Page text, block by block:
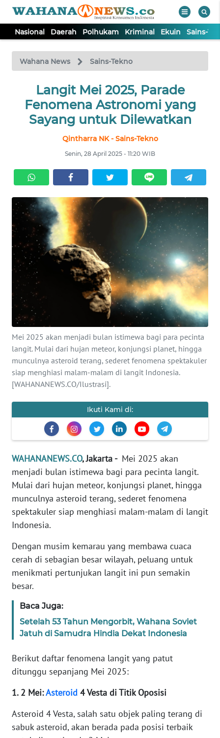
Nasional Daerah Polhukam Kriminal Ekuin Sains-
Wahana News Sains-Tekno
Langit Mei 2025, Parade
Fenomena Astronomi yang
Sayang untuk Dilewatkan
Qintharra NK - Sains-Tekno
Senin, 28 April 2025 - 11:20 WIB
Mei 2025 akan menjadi bulan istimewa bagi para pecinta
langit. Mulai dari hujan meteor, konjungsi planet, hingga
munculnya asteroid terang, sederet fenomena spektakuler
siap menghiasi malam-malam di langit Indonesia.
[WAHANANEWS.CO/Ilustrasi].
Ikuti Kami di:
WAHANANEWS.CO, Jakarta - Mei 2025 akan
menjadi bulan istimewa bagi para pecinta langit.
Mulai dari hujan meteor, konjungsi planet, hingga
munculnya asteroid terang, sederet fenomena
spektakuler siap menghiasi malam-malam di langit
Indonesia.
Dengan musim kemarau yang membawa cuaca
cerah di sebagian besar wilayah, peluang untuk
menikmati pertunjukan langit ini pun semakin
besar.
Baca Juga:
Setelah 53 Tahun Mengorbit, Wahana Soviet
Jatuh di Samudra Hindia Dekat Indonesia
Berikut daftar fenomena langit yang patut
ditunggu sepanjang Mei 2025:
1. 2 Mei:Asteroid 4 Vesta di Titik Oposisi
Asteroid 4 Vesta, salah satu objek paling terang di
sabuk asteroid, akan berada pada posisi terbaik
TV
Tutup
NASIONAL
DAERAH
KRIMINAL
EKUIN
SAINS-TEKNO
KESEHATAN
INTERNASIONAL
SERBA-SERBI
PENDIDIKAN
OLAHRAGA
OPINI
EDITORIAL
Informasi
BERITA
KONTAK
KAMI
IKLAN
TENTANG
KAMI
PEDOMAN
MEDIA
SIBER
REDAKSI
DISCLAIMER
Wahana